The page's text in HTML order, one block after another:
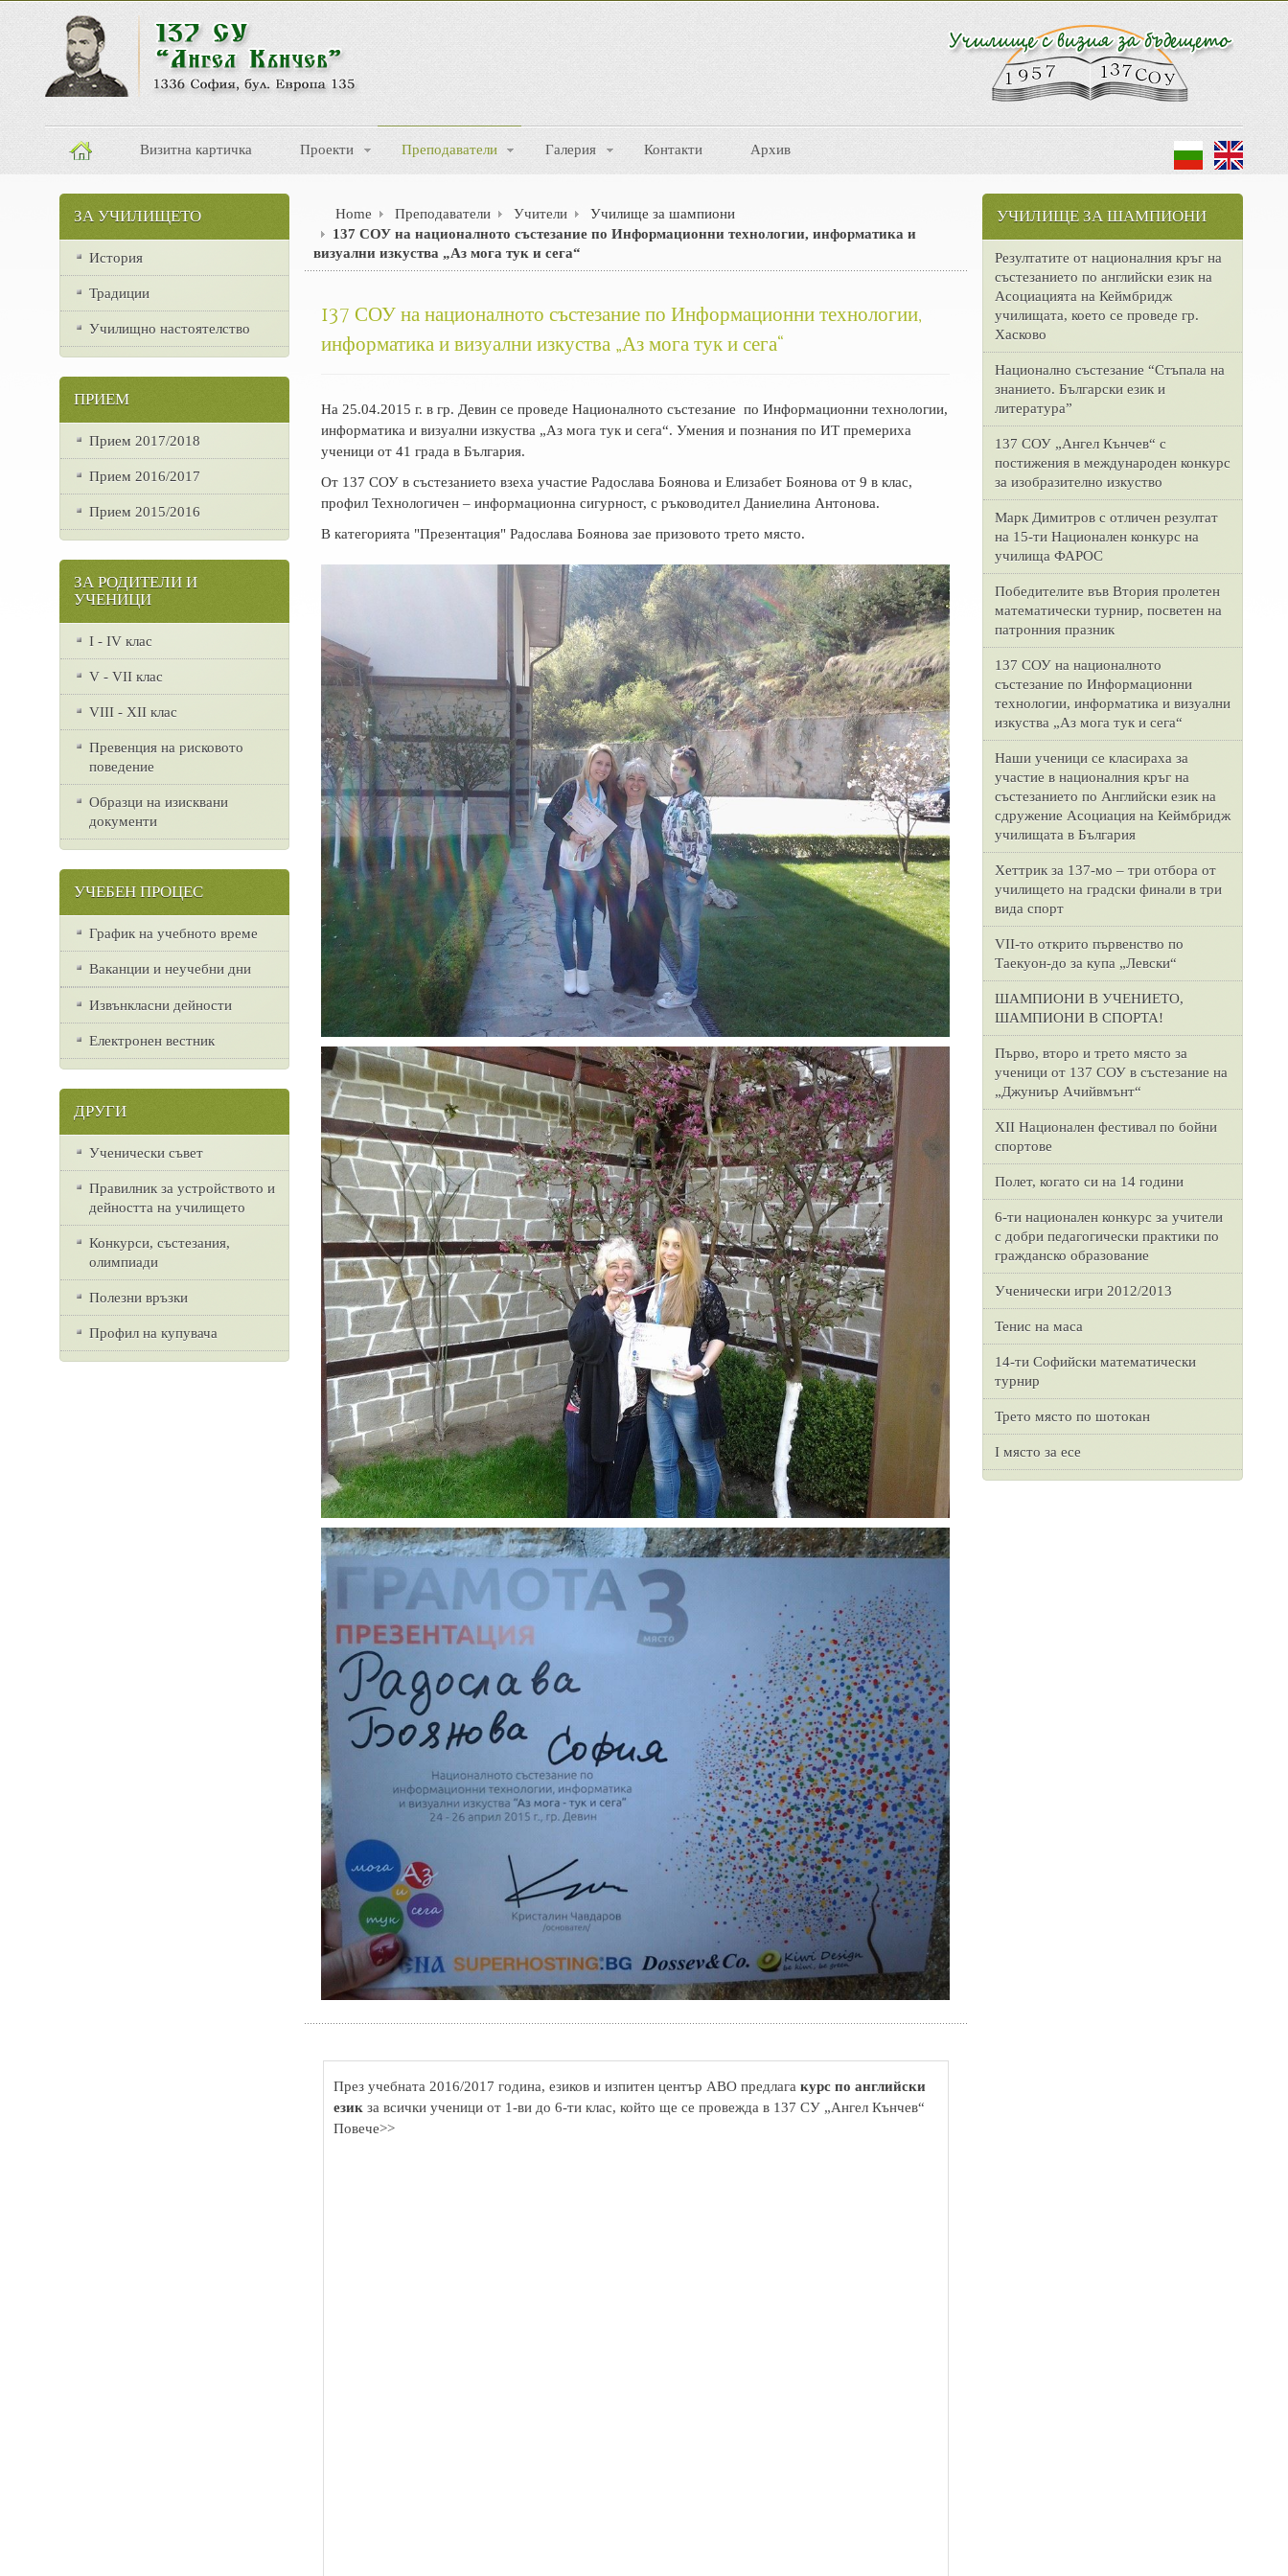
Визитна картичка Проекти Преподаватели Галерия Контакти Архив
Home Преподаватели Учители
Училище за шампиони
137 СОУ на националното състезание по Информационни технологии, информатика и
визуални изкуства „Аз мога тук и сега“
137 СОУ на националното състезание по Информационни технологии,
информатика и визуални изкуства „Аз мога тук и сега“
На 25.04.2015 г. в гр. Девин се проведе Националното състезание по Информационни технологии,
информатика и визуални изкуства „Аз мога тук и сега“. Умения и познания по ИТ премериха
ученици от 41 града в България.
От 137 СОУ в състезанието взеха участие Радослава Боянова и Елизабет Боянова от 9 в клас,
профил Технологичен – информационна сигурност, с ръководител Даниелина Антонова.
В категорията "Презентация" Радослава Боянова зае призовото трето място.
През учебната 2016/2017 година, езиков и изпитен център АВО предлага курс по английски
език за всички ученици от 1-ви до 6-ти клас, който ще се провежда в 137 СУ „Ангел Кънчев“
Повече>>
ЗА УЧИЛИЩЕТО
История
Традиции
Училищно настоятелство
ПРИЕМ
Прием 2017/2018
Прием 2016/2017
Прием 2015/2016
ЗА РОДИТЕЛИ И
УЧЕНИЦИ
I - IV клас
V - VII клас
VІІІ - ХІІ клас
Превенция на рисковото
поведение
Образци на изисквани
документи
УЧЕБЕН ПРОЦЕС
График на учебното време
Ваканции и неучебни дни
Извънкласни дейности
Електронен вестник
ДРУГИ
Ученически съвет
Правилник за устройството и
дейността на училището
Конкурси, състезания,
олимпиади
Полезни връзки
Профил на купувача
УЧИЛИЩЕ ЗА ШАМПИОНИ
Резултатите от националния кръг на
състезанието по английски език на
Асоциацията на Кеймбридж
училищата, което се проведе гр.
Хасково
Национално състезание “Стъпала на
знанието. Български език и
литература”
137 СОУ „Ангел Кънчев“ с
постижения в международен конкурс
за изобразително изкуство
Марк Димитров с отличен резултат
на 15-ти Национален конкурс на
училища ФАРОС
Победителите във Втория пролетен
математически турнир, посветен на
патронния празник
137 СОУ на националното
състезание по Информационни
технологии, информатика и визуални
изкуства „Аз мога тук и сега“
Наши ученици се класираха за
участие в националния кръг на
състезанието по Английски език на
сдружение Асоциация на Кеймбридж
училищата в България
Хеттрик за 137-мо – три отбора от
училището на градски финали в три
вида спорт
VII-то открито първенство по
Таекуон-до за купа „Левски“
ШАМПИОНИ В УЧЕНИЕТО,
ШАМПИОНИ В СПОРТА!
Първо, второ и трето място за
ученици от 137 СОУ в състезание на
„Джуниър Ачийвмънт“
XII Национален фестивал по бойни
спортове
Полет, когато си на 14 години
6-ти национален конкурс за учители
с добри педагогически практики по
гражданско образование
Ученически игри 2012/2013
Тенис на маса
14-ти Софийски математически
турнир
Трето място по шотокан
I място за есе